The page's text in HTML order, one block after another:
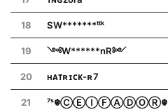
18 SW*******ᵗᵗᵏ
19 ༺W******nR༻
20 ʜᴀᴛʀɪᴄᴋ-ʀ7
21 ⁷ˢ☬ⒸⒺⒾⒻⒶⒹⓄⓇ☬